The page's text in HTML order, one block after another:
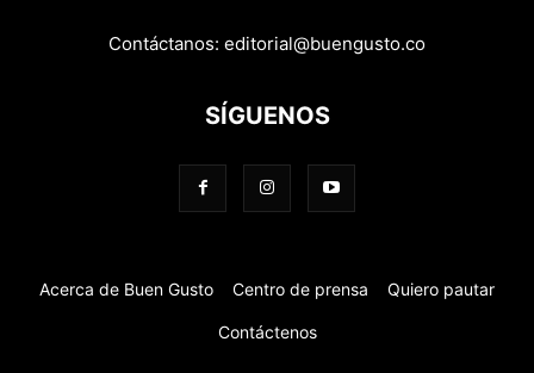
Contáctanos: editorial@buengusto.co
SÍGUENOS
Acerca de Buen Gusto Centro de prensa Quiero pautar
Contáctenos